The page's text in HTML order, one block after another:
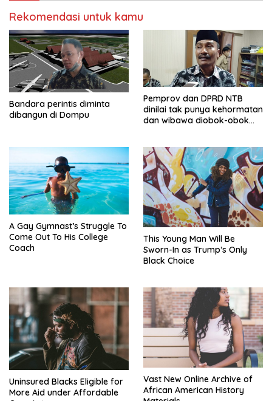
Rekomendasi untuk kamu
Bandara perintis diminta
dibangun di Dompu
Pemprov dan DPRD NTB
dinilai tak punya kehormatan
dan wibawa diobok-obok
A Gay Gymnast’s Struggle To
Come Out To His College
Coach
This Young Man Will Be
Sworn-In as Trump’s Only
Black Choice
Uninsured Blacks Eligible for
More Aid under Affordable
Vast New Online Archive of
African American History